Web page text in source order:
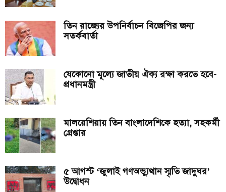
তিন রাজ্যের উপনির্বাচন বিজেপির জন্য
সতর্কবার্তা
যেকোনো মূল্যে জাতীয় ঐক্য রক্ষা করতে হবে-
প্রধানমন্ত্রী
মালয়েশিয়ায় তিন বাংলাদেশিকে হত্যা, সহকর্মী
গ্রেপ্তার
৫ আগস্ট ‘জুলাই গণঅভ্যুত্থান স্মৃতি জাদুঘর’
উদ্বোধন